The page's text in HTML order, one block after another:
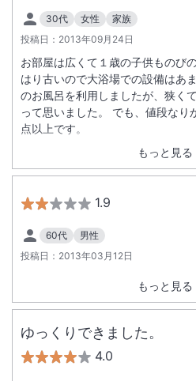
30代 女性
家族
投稿日： 2013年09月24日
もっと見る
お部屋は広くて１歳の子供ものび
はり古いので大浴場での設備はあ
のお風呂を利用しましたが、狭く
って思いました。 でも、値段なり
点以上です。
1.9
60代
男性
投稿日： 2013年03月12日
もっと見る
ゆっくりできました。
4.0